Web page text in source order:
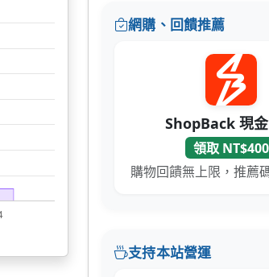
網購、回饋推薦
ShopBack 現
領取 NT$400
購物回饋無上限，推薦
支持本站營運